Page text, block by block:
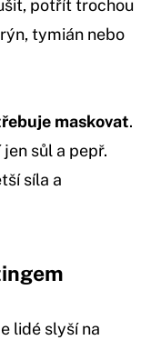
potřít trochou
tymián nebo
maskovat.
sůl a pepř.
síla a
lidé slyší na